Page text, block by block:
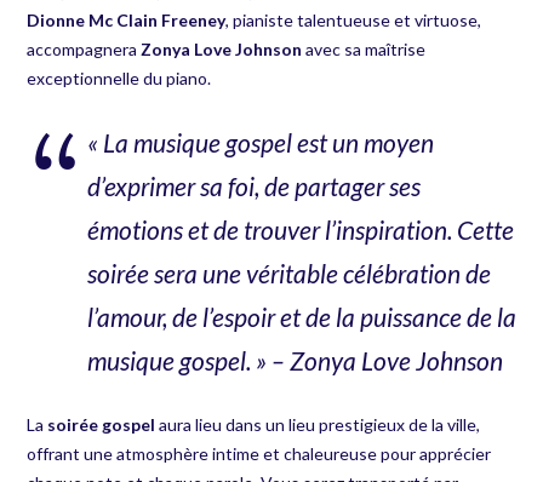
Dionne Mc Clain Freeney, pianiste talentueuse et virtuose,
accompagnera Zonya Love Johnson avec sa maîtrise
exceptionnelle du piano.
« La musique gospel est un moyen
d’exprimer sa foi, de partager ses
émotions et de trouver l’inspiration. Cette
soirée sera une véritable célébration de
l’amour, de l’espoir et de la puissance de la
musique gospel. » – Zonya Love Johnson
La soirée gospel aura lieu dans un lieu prestigieux de la ville,
offrant une atmosphère intime et chaleureuse pour apprécier